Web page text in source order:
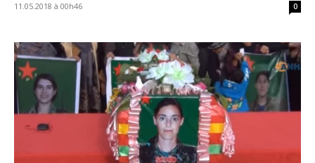
11.05.2018 à 00h46 0